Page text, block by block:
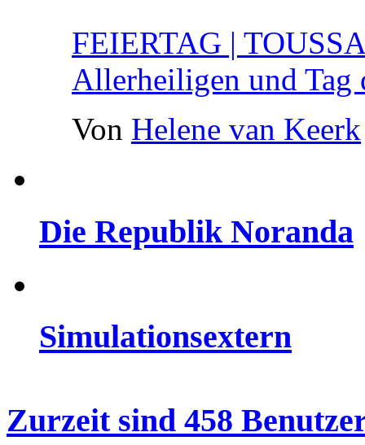
FEIERTAG |
Allerheiligen und Tag
Von Helene van Keerk
Die Republik Noranda
Simulationsextern
Zurzeit sind 458